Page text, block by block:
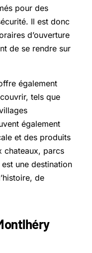
pour des
Il est donc
d’ouverture
de se rendre sur
également
tels que
également
et des produits
chateaux, parcs
une destination
de